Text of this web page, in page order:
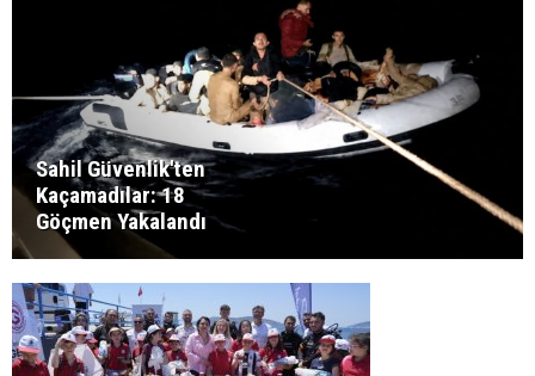
Sahil Güvenlik'ten
Kaçamadılar: 18
Göçmen Yakalandı